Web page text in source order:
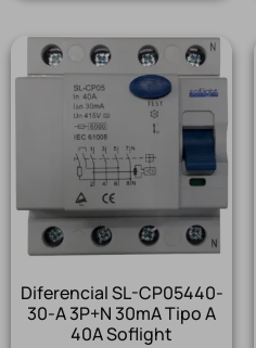
Diferencial SL-CP05440-
30-A 3P+N 30mA Tipo A
40A Soflight